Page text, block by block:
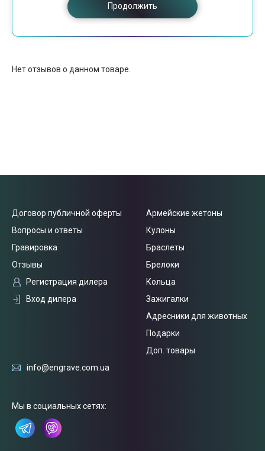
Продолжить
Нет отзывов о данном товаре.
Договор публичной оферты
Вопросы и ответы
Гравировка
Отзывы
Регистрация дилера
Вход дилера
Армейские жетоны
Кулоны
Браслеты
Брелоки
Кольца
Зажигалки
Адресники для животных
Подарки
Доп. товары
info@engrave.com.ua
Мы в социальных сетях: